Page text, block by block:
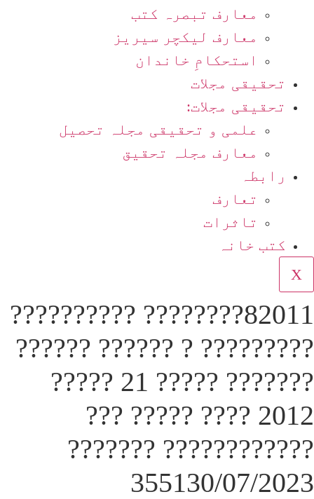
معارف تبصرہ کتب
معارف لیکچر سیریز
استحکامِ خاندان
تحقیقی مجلات
تحقیقی مجلات:
علمی و تحقیقی مجلہ تحصیل
معارف مجلہ تحقیق
رابطہ
تعارف
تاثرات
کتب خانہ
X
82011???????? ??????????
????????? ? ?????? ??????
??????? ????? 21 ?????
2012 ???? ????? ???
???????????? ???????
355130/07/2023